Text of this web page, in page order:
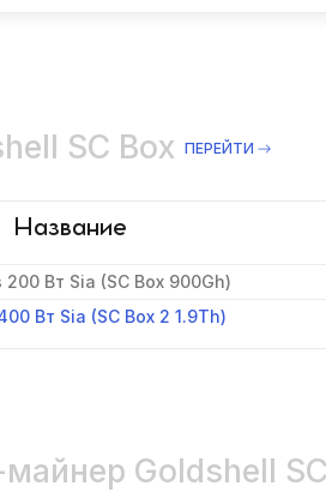
SC Box ПЕРЕЙТИ
Название
Вт Sia (SC Box 900Gh)
Вт Sia (SC Box 2 1.9Th)
Goldshell